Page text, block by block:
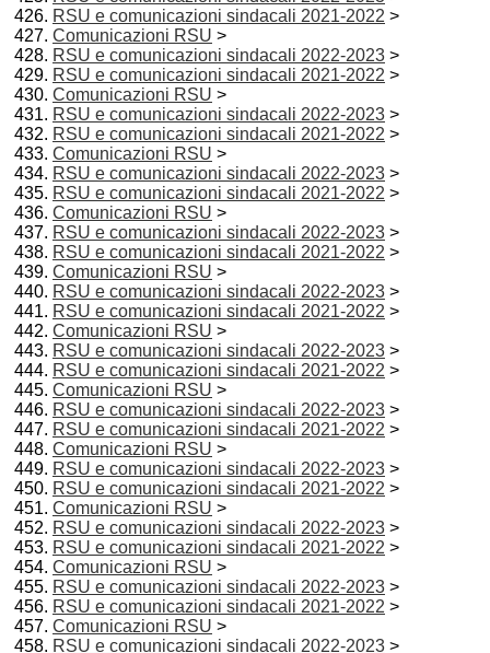
RSU e comunicazioni sindacali 2021-2022 >
Comunicazioni RSU >
RSU e comunicazioni sindacali 2022-2023 >
RSU e comunicazioni sindacali 2021-2022 >
Comunicazioni RSU >
RSU e comunicazioni sindacali 2022-2023 >
RSU e comunicazioni sindacali 2021-2022 >
Comunicazioni RSU >
RSU e comunicazioni sindacali 2022-2023 >
RSU e comunicazioni sindacali 2021-2022 >
Comunicazioni RSU >
RSU e comunicazioni sindacali 2022-2023 >
RSU e comunicazioni sindacali 2021-2022 >
Comunicazioni RSU >
RSU e comunicazioni sindacali 2022-2023 >
RSU e comunicazioni sindacali 2021-2022 >
Comunicazioni RSU >
RSU e comunicazioni sindacali 2022-2023 >
RSU e comunicazioni sindacali 2021-2022 >
Comunicazioni RSU >
RSU e comunicazioni sindacali 2022-2023 >
RSU e comunicazioni sindacali 2021-2022 >
Comunicazioni RSU >
RSU e comunicazioni sindacali 2022-2023 >
RSU e comunicazioni sindacali 2021-2022 >
Comunicazioni RSU >
RSU e comunicazioni sindacali 2022-2023 >
RSU e comunicazioni sindacali 2021-2022 >
Comunicazioni RSU >
RSU e comunicazioni sindacali 2022-2023 >
RSU e comunicazioni sindacali 2021-2022 >
Comunicazioni RSU >
RSU e comunicazioni sindacali 2022-2023 >